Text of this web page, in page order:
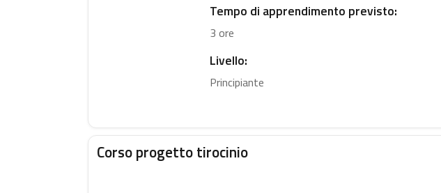
Tempo di apprendimento previsto:
3 ore
Livello:
Principiante
Corso progetto tirocinio